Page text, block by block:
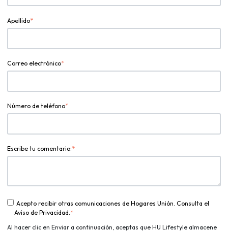
Apellido*
Correo electrónico*
Número de teléfono*
Escribe tu comentario:*
Acepto recibir otras comunicaciones de Hogares Unión. Consulta el
Aviso de Privacidad.*
Al hacer clic en Enviar a continuación, aceptas que HU Lifestyle almacene